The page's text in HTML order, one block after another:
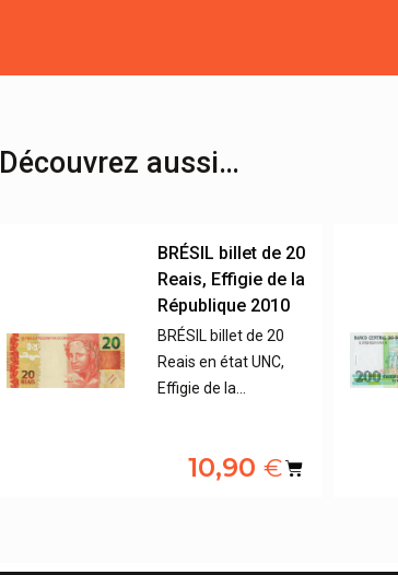
Découvrez aussi…
BRÉSIL billet de 20
Reais, Effigie de la
République 2010
BRÉSIL billet de 20
Reais en état UNC,
Effigie de la…
10,90 €